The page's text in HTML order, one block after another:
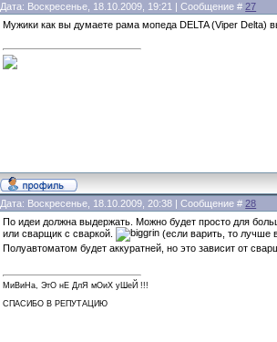
Дата: Воскресенье, 18.10.2009, 19:21 | Сообщение #27
Мужики как вы думаете рама мопеда DELTA (Viper Delta)
Дата: Воскресенье, 18.10.2009, 20:38 | Сообщение #28
По идеи должна выдержать. Можно будет просто для
или сварщик с сваркой.
(если варить, то лучше
Полуавтоматом будет аккуратней, но это зависит от
МиВиНа, ЭтО нЕ ДлЯ мОиХ уШеЙ !!!
СПАСИБО В РЕПУТАЦИЮ